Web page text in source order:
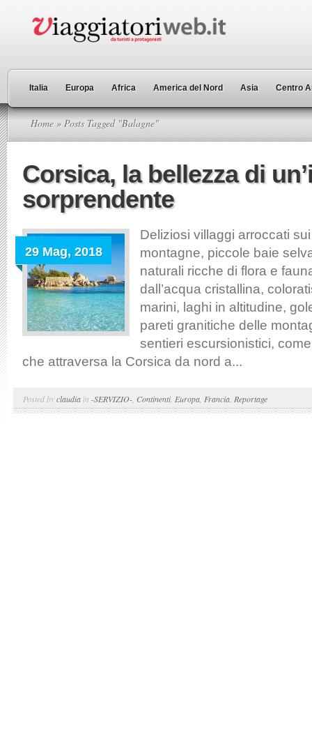
Italia Europa Africa America del Nord Asia Centro
Home » Posts Tagged "Balagne"
Corsica, la bellezza di
sorprendente
29 Mag, 2018
Deliziosi villaggi arroccati
montagne, piccole baie
naturali ricche di flora e
dall’acqua cristallina,
marini, laghi in altitudine,
pareti granitiche delle
sentieri escursionistici,
che attraversa la Corsica da nord a...
Posted byclaudia in -SERVIZIO- Continenti, Europa Francia Reportage